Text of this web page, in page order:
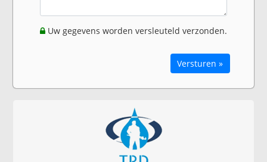
Uw gegevens worden versleuteld verzonden.
Versturen »